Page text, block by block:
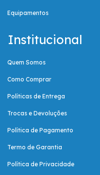
Equipamentos
Institucional
Quem Somos
Como Comprar
Políticas de Entrega
Trocas e Devoluções
Política de Pagamento
Termo de Garantia
Política de Privacidade